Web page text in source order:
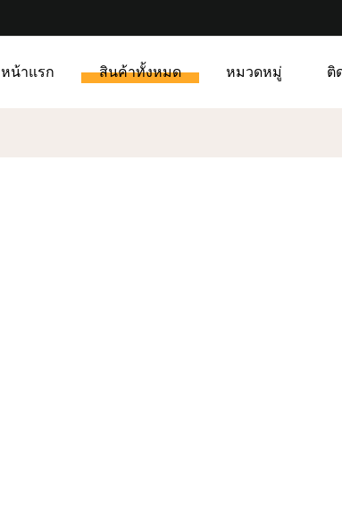
หน้าแรก สินค้าทั้งหมด หมวดหมู่ ติ